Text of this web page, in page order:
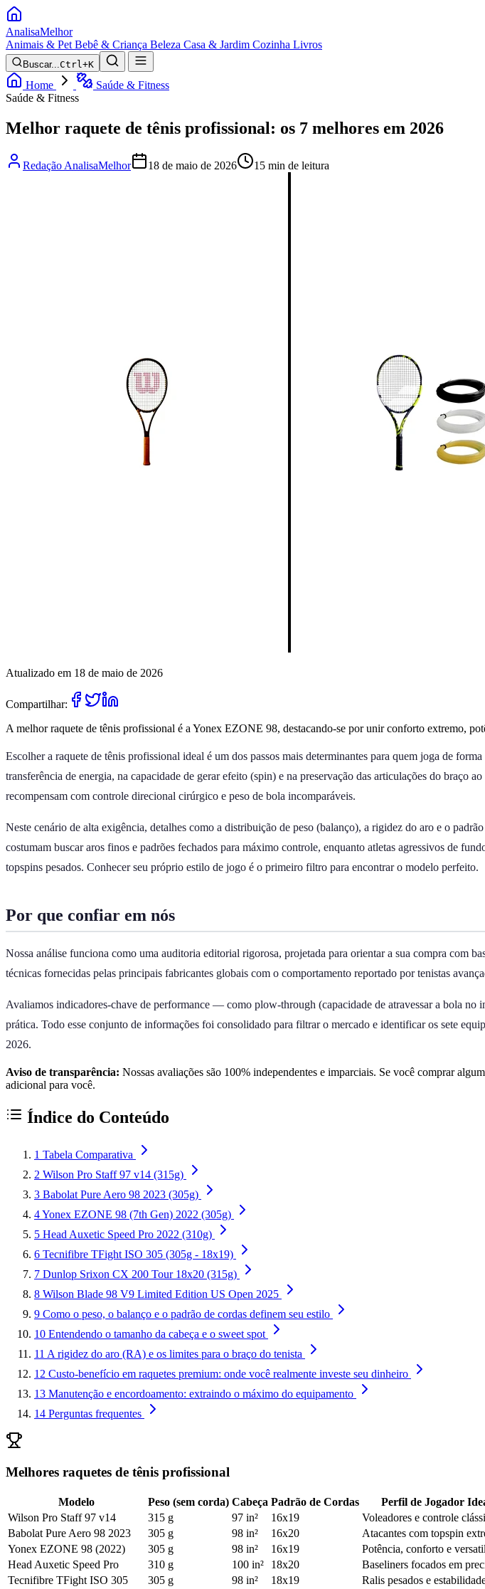
AnalisaMelhor
Animais & Pet Bebê & Criança Beleza Casa & Jardim Cozinha Livros
Buscar...Ctrl+K
Home
Saúde & Fitness
Saúde & Fitness
Melhor raquete de tênis profissional: os 7 melhores em 2026
Redação AnalisaMelhor 18 de maio de 2026 15 min de leitura
Atualizado em 18 de maio de 2026
Compartilhar:
A melhor raquete de tênis profissional é a Yonex EZONE 98, destacando-se por unir conforto extremo,
Escolher a raquete de tênis profissional ideal é um dos passos mais determinantes para quem joga de
transferência de energia, na capacidade de gerar efeito (spin) e na preservação das articulações do braço
recompensam com controle direcional cirúrgico e peso de bola incomparáveis.
Neste cenário de alta exigência, detalhes como a distribuição de peso (balanço), a rigidez do aro e o
costumam buscar aros finos e padrões fechados para máximo controle, enquanto atletas agressivos de
topspins pesados. Conhecer seu próprio estilo de jogo é o primeiro filtro para encontrar o modelo perfeito.
Por que confiar em nós
Nossa análise funciona como uma auditoria editorial rigorosa, projetada para orientar a sua compra com
técnicas fornecidas pelas principais fabricantes globais com o comportamento reportado por tenistas
Avaliamos indicadores-chave de performance — como plow-through (capacidade de atravessar a bola
prática. Todo esse conjunto de informações foi consolidado para filtrar o mercado e identificar os sete
2026.
Aviso de transparência: Nossas avaliações são 100% independentes e imparciais. Se você comprar
adicional para você.
Índice do Conteúdo
1 Tabela Comparativa
2 Wilson Pro Staff 97 v14 (315g)
3 Babolat Pure Aero 98 2023 (305g)
4Yonex EZONE 98 (7th Gen) 2022 (305g)
5 Head Auxetic Speed Pro 2022 (310g)
6 Tecnifibre TFight ISO 305 (305g - 18x19)
7 Dunlop Srixon CX 200 Tour 18x20 (315g)
8 Wilson Blade 98 V9 Limited Edition US Open 2025
9 Como o peso, o balanço e o padrão de cordas definem seu estilo
10 Entendendo o tamanho da cabeça e o sweet spot
11 A rigidez do aro (RA) e os limites para o braço do tenista
12 Custo-benefício em raquetes premium: onde você realmente investe seu dinheiro
13 Manutenção e encordoamento: extraindo o máximo do equipamento
14 Perguntas frequentes
Melhores raquetes de tênis profissional
Modelo Peso (sem corda) Cabeça Padrão de Cordas
Perfil de Jogador
Wilson Pro Staff 97 v14
315 g 97 in² 16x19
Voleadores e controle
Babolat Pure Aero 98 2023
305 g 98 in² 16x20
Atacantes com topspin
Yonex EZONE 98 (2022)
305 g 98 in² 16x19
Potência, conforto e
Head Auxetic Speed Pro
310 g 100 in² 18x20
Baseliners focados em
Tecnifibre TFight ISO 305
305 g 98 in² 18x19
Ralis pesados e